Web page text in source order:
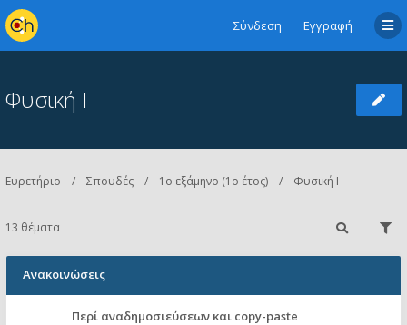
Σύνδεση Εγγραφή
Φυσική Ι
Ευρετήριο Σπουδές 1ο εξάμηνο (1ο έτος) Φυσική Ι
13 θέματα
Ανακοινώσεις
Περί αναδημοσιεύσεων και copy-paste